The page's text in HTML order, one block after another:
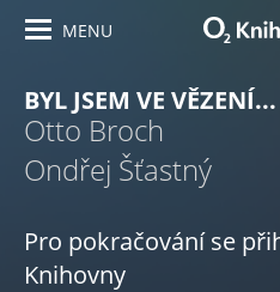
MENU
BYL JSEM VE VĚZENÍ...
Otto Broch
Ondřej Šťastný
Pro pokračování se
Knihovny